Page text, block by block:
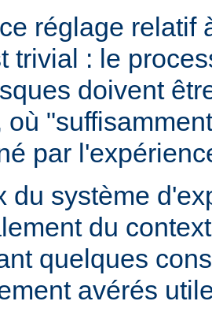
réglage relatif
trivial : le
doivent
où
par
du système
du
quelques
avérés